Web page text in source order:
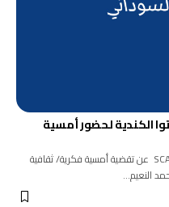
الكندية لحضور أمسية
دعوةتعلن الجالية السودانية بمدينة أتوا الكنديةSCAO عن تقضية أمسية فكرية/ ثقافية
النعيم…